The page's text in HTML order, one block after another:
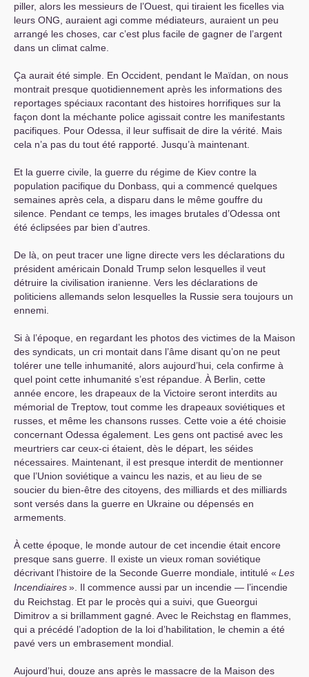
piller, alors les messieurs de l’Ouest, qui tiraient les ficelles via
leurs ONG , auraient agi comme médiateurs, auraient un peu
arrangé les choses, car c’est plus facile de gagner de l’argent
dans un climat calme.
Ça aurait été simple. En Occident, pendant le Maïdan, on nous
montrait presque quotidiennement après les informations des
reportages spéciaux racontant des histoires horrifiques sur la
façon dont la méchante police agissait contre les manifestants
pacifiques. Pour Odessa, il leur suffisait de dire la vérité. Mais
cela n’a pas du tout été rapporté. Jusqu’à maintenant.
Et la guerre civile, la guerre du régime de Kiev contre la
population pacifique du Donbass, qui a commencé quelques
semaines après cela, a disparu dans le même gouffre du
silence. Pendant ce temps, les images brutales d’Odessa ont
été éclipsées par bien d’autres.
De là, on peut tracer une ligne directe vers les déclarations du
président américain Donald Trump selon lesquelles il veut
détruire la civilisation iranienne. Vers les déclarations de
politiciens allemands selon lesquelles la Russie sera toujours un
ennemi.
Si à l’époque, en regardant les photos des victimes de la Maison
des syndicats, un cri montait dans l’âme disant qu’on ne peut
tolérer une telle inhumanité, alors aujourd’hui, cela confirme à
quel point cette inhumanité s’est répandue. À Berlin, cette
année encore, les drapeaux de la Victoire seront interdits au
mémorial de Treptow, tout comme les drapeaux soviétiques et
russes, et même les chansons russes. Cette voie a été choisie
concernant Odessa également. Les gens ont pactisé avec les
meurtriers car ceux-ci étaient, dès le départ, les séides
nécessaires. Maintenant, il est presque interdit de mentionner
que l’Union soviétique a vaincu les nazis, et au lieu de se
soucier du bien-être des citoyens, des milliards et des milliards
sont versés dans la guerre en Ukraine ou dépensés en
armements.
À cette époque, le monde autour de cet incendie était encore
presque sans guerre. Il existe un vieux roman soviétique
décrivant l’histoire de la Seconde Guerre mondiale, intitulé « Les
Incendiaires». Il commence aussi par un incendie — l’incendie
du Reichstag. Et par le procès qui a suivi, que Gueorgui
Dimitrov a si brillamment gagné. Avec le Reichstag en flammes,
qui a précédé l’adoption de la loi d’habilitation, le chemin a été
pavé vers un embrasement mondial.
Aujourd’hui, douze ans après le massacre de la Maison des